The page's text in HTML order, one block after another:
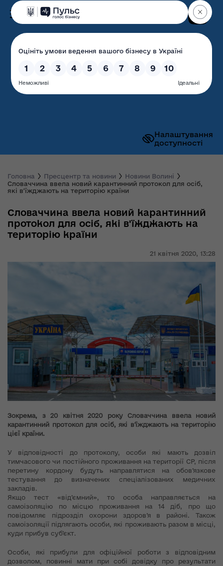
Налаштування
доступності
Волинська обласна
державна адміністрація
Головна Пресцентр та новини
Новини Волині
Словаччина ввела новий карантинний протокол для осіб,
які в'їжджають на територію країни
21 квітня 2020, 13:28
Словаччина ввела новий карантинний
протокол для осіб, які в'їжджають на
територію країни
Зокрема, з 20 квітня 2020 року Словаччина ввела новий
карантинний протокол для осіб, які в'їжджають на територію
цієї країни.
У відповідності до протоколу, особи які мають дозвіл
тимчасового чи постійного проживання на території СР, після
перетину кордону будуть направлятися на обов’язкове
тестування до визначених спеціалізованих медичних
закладів.
Якщо тест «від’ємний», то особа направляється на
самоізоляцію по місцю проживання на 14 діб, про що
повідомляє підрозділ охорони здоров’я в районі. Також
самоізоляції підлягають особи, які проживають разом в місці,
куди прибув суб’єкт.
Особи, які прибули для офіційної роботи з відповідним
дозволом, повинні мати при собі довідку про результати